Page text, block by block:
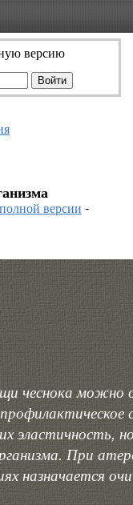
версию
версии -
чеснока можно
эластичность,
При
назначается